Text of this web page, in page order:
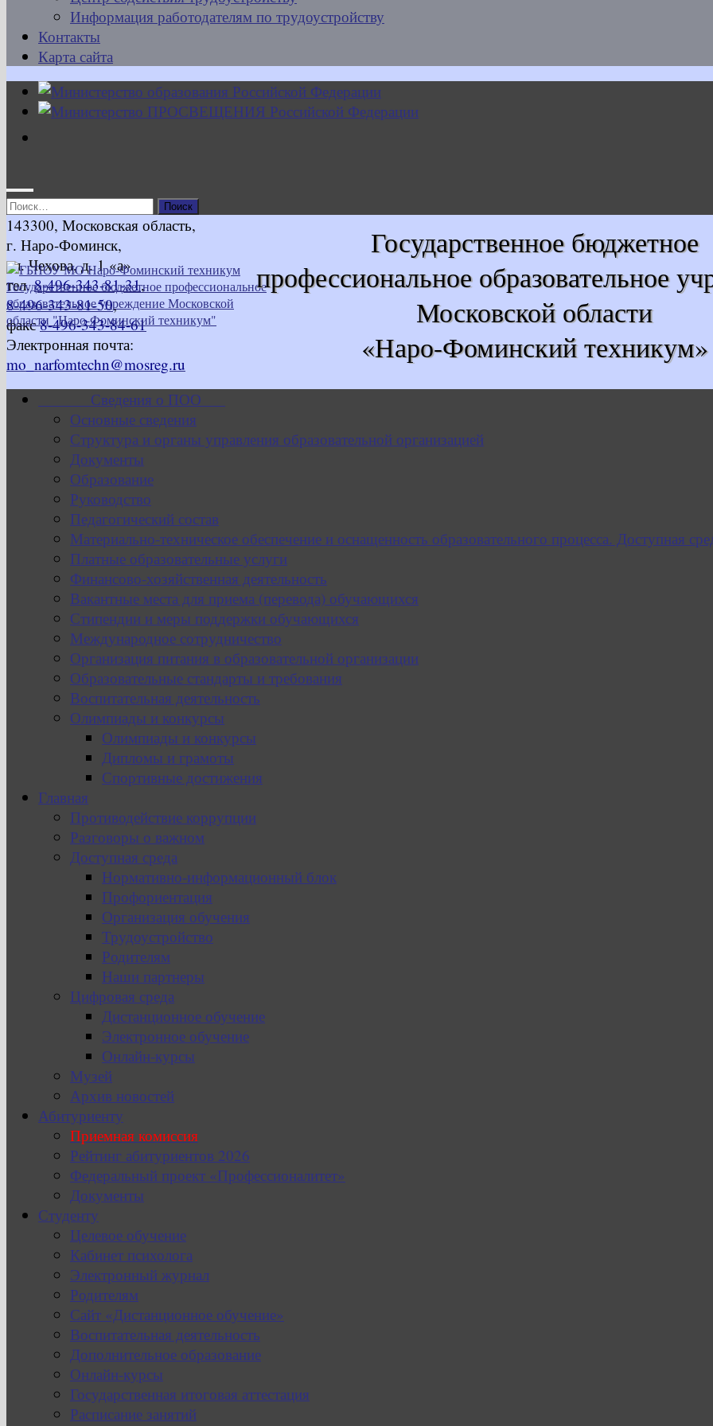
Информация работодателям по трудоустройству
Контакты
Карта сайта
Найти:
Государственное бюджетное
профессиональное образовательное
Московской области
«Наро-Фоминский техникум»
143300, Московская область,
г. Наро-Фоминск,
ул. Чехова, д. 1 «а»
тел.8-496-343-81-31,
8-496-343-81-50,
факс8-496-343-84-61
Электронная почта:
mo_narfomtechn@mosreg.ru
Сведения о ПОО
Основные сведения
Структура и органы управления образовательной организацией
Документы
Образование
Руководство
Педагогический состав
Материально-техническое обеспечение и оснащенность образовательного процесса. Доступная
Платные образовательные услуги
Финансово-хозяйственная деятельность
Вакантные места для приема (перевода) обучающихся
Стипендии и меры поддержки обучающихся
Международное сотрудничество
Организация питания в образовательной организации
Образовательные стандарты и требования
Воспитательная деятельность
Олимпиады и конкурсы
Олимпиады и конкурсы
Дипломы и грамоты
Спортивные достижения
Главная
Противодействие коррупции
Разговоры о важном
Доступная среда
Нормативно-информационный блок
Профориентация
Организация обучения
Трудоустройство
Родителям
Наши партнеры
Цифровая среда
Дистанционное обучение
Электронное обучение
Онлайн-курсы
Музей
Архив новостей
Абитуриенту
Приемная комиссия
Рейтинг абитуриентов 2026
Федеральный проект «Профессионалитет»
Документы
Студенту
Целевое обучение
Кабинет психолога
Электронный журнал
Родителям
Сайт «Дистанционное обучение»
Воспитательная деятельность
Дополнительное образование
Онлайн-курсы
Государственная итоговая аттестация
Расписание занятий